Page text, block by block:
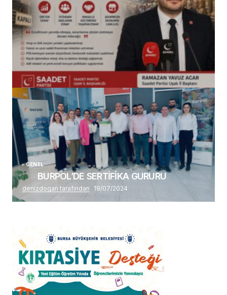
(başlıksız)
Alaattin Karahan tarafından 14/07/2026
GENEL
BURPOL’DE SERTİFİKA GURURU
denizdogan tarafından 19/07/2024